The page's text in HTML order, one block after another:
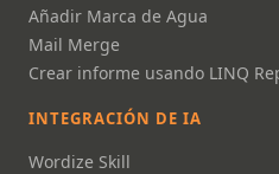
Añadir Marca de Agua
Mail Merge
Crear informe usando LINQ
INTEGRACIÓN DE IA
Wordize Skill